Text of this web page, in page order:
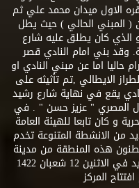
1888 م و كان مقره الاول ميدان محمد علي ثم
المبني الحالي ) حيث يطل
الذي كان يطلق عليه شارع
وقد بني امام النادي قصر
الاهرام حاليا اما عن مبني النادي او
الايطالي ,تم تأثيثه على
يقع في نهاية شارع رشيد
المصري " عزيز حسن " . في
و كان تابعا للهيئة العامة
من الانشطة المتنوعة تخدم
هذه المنطقة من مدينة
الاسكندرية . و في عام 2001 و بالتحديد في الاثنين 12 شعبان 1422